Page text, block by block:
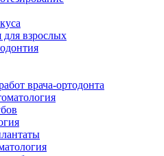
взрослых
врача-ортодонта